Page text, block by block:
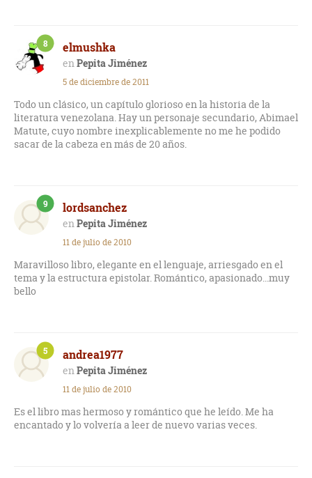
elmushka
Pepita Jiménez
8
5 de diciembre de 2011
Todo un clásico, un capítulo glorioso en la historia de la
literatura venezolana. Hay un personaje secundario, Abimael
Matute, cuyo nombre inexplicablemente no me he podido
sacar de la cabeza en más de 20 años.
lordsanchez
Pepita Jiménez
9
11 de julio de 2010
Maravilloso libro, elegante en el lenguaje, arriesgado en el
tema y la estructura epistolar. Romántico, apasionado...muy
bello
andrea1977
Pepita Jiménez
5
11 de julio de 2010
Es el libro mas hermoso y romántico que he leído. Me ha
encantado y lo volvería a leer de nuevo varias veces.